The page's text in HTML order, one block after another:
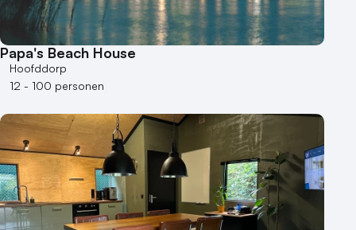
Papa's Beach House
Hoofddorp
12 - 100 personen